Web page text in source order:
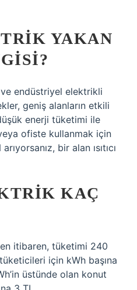
YAKAN
ve endüstriyel elektrikli
geniş alanların etkili
enerji tüketimi ile
ofiste kullanmak için
bir alan ısıtıcı
KAÇ
itibaren, tüketimi 240
için kWh başına
üstünde olan konut